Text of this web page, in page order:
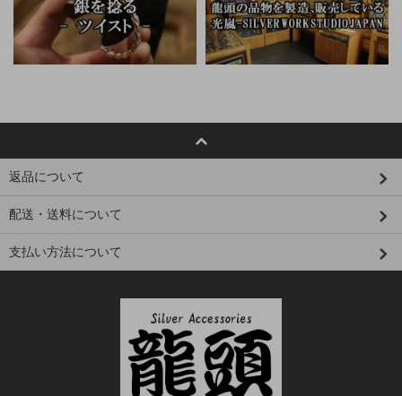
返品について
配送・送料について
支払い方法について